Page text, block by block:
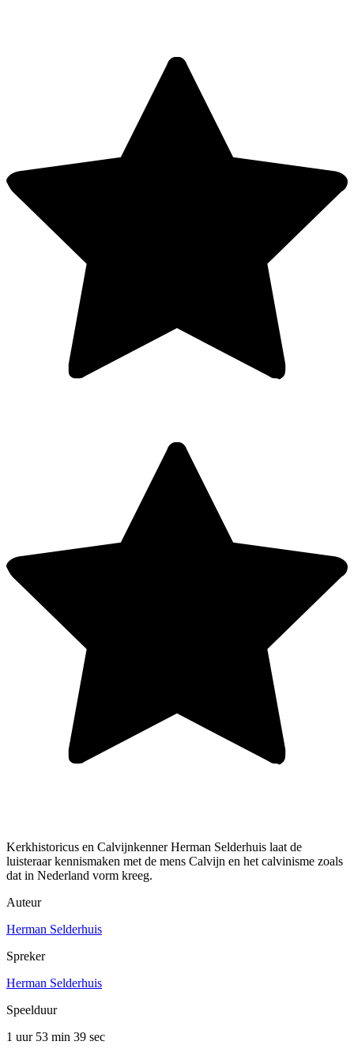
Kerkhistoricus en Calvijnkenner Herman Selderhuis laat de
luisteraar kennismaken met de mens Calvijn en het calvinisme zoals
dat in Nederland vorm kreeg.
Auteur
Herman Selderhuis
Spreker
Herman Selderhuis
Speelduur
1 uur 53 min 39 sec